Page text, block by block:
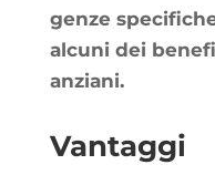
genze
alcu­ni dei
anziani.
Vantaggi